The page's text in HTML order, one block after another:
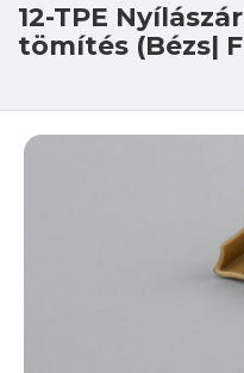
12-TPE
tömítés (Bézs|